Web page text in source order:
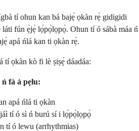
tí ohun kan bá bajẹ́ ọkàn rẹ̀ gidigidi
láti fún ẹ̀jẹ̀ lọ́pọ̀lọpọ̀. Ohun tí ó sábà máa ń
apá ńlá kan ti ọkàn rẹ̀.
ọkàn kò fi lè ṣiṣẹ́ dáadáa:
fà á pẹlu:
apá ńlá ti ọkàn
tí ó sì ń burú sí i lọ́pọ̀lọpọ̀
tí ó lewu (arrhythmias)